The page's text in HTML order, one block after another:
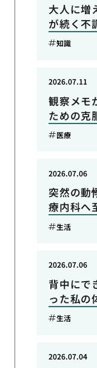
大人に増
が続く不
知識
観察メモ
ための克
2026.07.11
医療
突然の動
療内科へ
2026.07.06
生活
背中にで
った私の
2026.07.06
生活
2026.07.04